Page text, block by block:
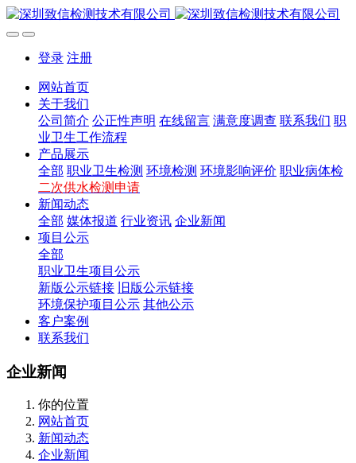
登录 注册
网站首页
关于我们
公司简介 公正性声明 在线留言 满意度调查 联系我们 职
业卫生工作流程
产品展示
全部 职业卫生检测 环境检测 环境影响评价 职业病体检
二次供水检测申请
新闻动态
全部 媒体报道 行业资讯 企业新闻
项目公示
全部
职业卫生项目公示
新版公示链接
旧版公示链接
环境保护项目公示 其他公示
客户案例
联系我们
企业新闻
你的位置
网站首页
新闻动态
企业新闻